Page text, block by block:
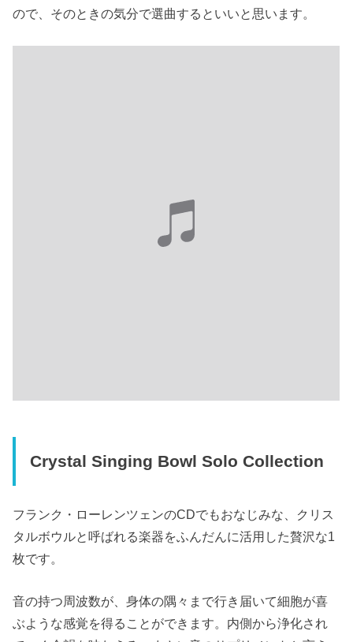
ので、そのときの気分で選曲するといいと思います。
Crystal Singing Bowl Solo Collection
フランク・ローレンツェンのCDでもおなじみな、クリス
タルボウルと呼ばれる楽器をふんだんに活用した贅沢な1
枚です。
音の持つ周波数が、身体の隅々まで行き届いて細胞が喜
ぶような感覚を得ることができます。内側から浄化され